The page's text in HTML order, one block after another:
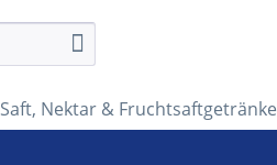
Saft, Nektar & Fruchtsaftgetränke